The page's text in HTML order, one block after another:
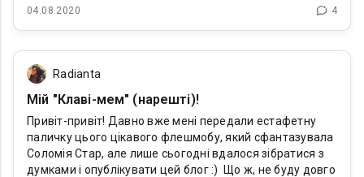
04.08.2020 4
Radianta
Мій "Клаві-мем" (нарешті)!
Привіт-привіт! Давно вже мені передали естафетну
паличку цього цікавого флешмобу, який сфантазувала
Соломія Стар, але лише сьогодні вдалося зібратися з
думками і опублікувати цей блог :) Що ж, не буду довго